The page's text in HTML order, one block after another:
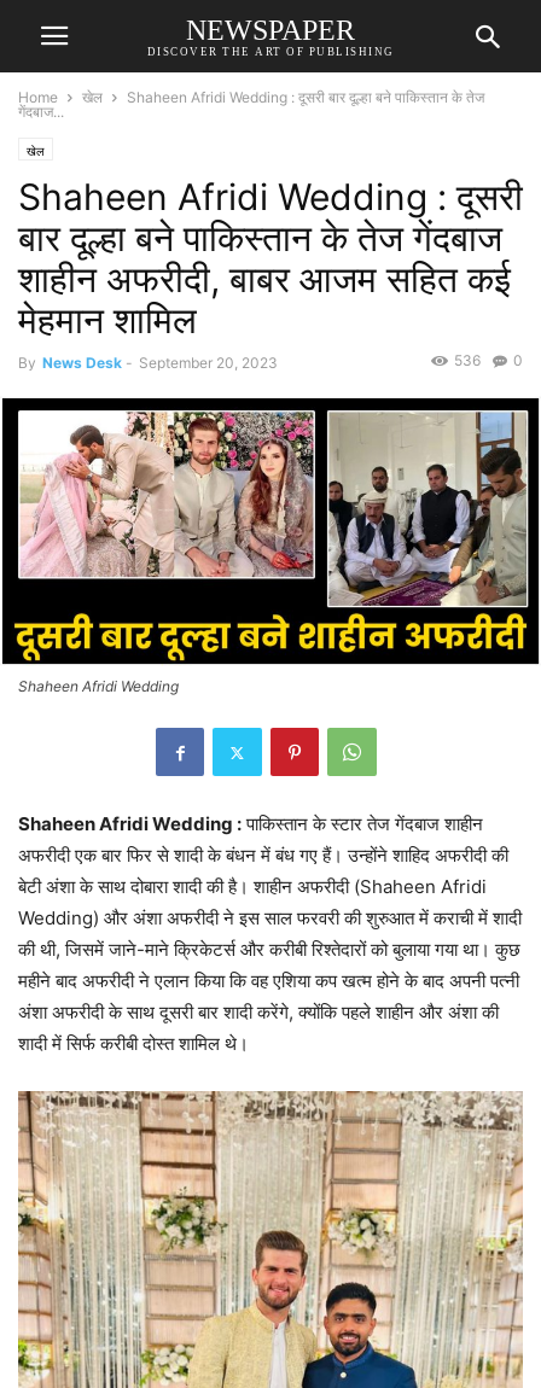
NEWSPAPER
DISCOVER THE ART OF PUBLISHING
Home खेल
Shaheen Afridi Wedding : दूसरी बार दूल्हा बने पाकिस्तान के तेज
गेंदबाज...
खेल
Shaheen Afridi Wedding : दूसरी
बार दूल्हा बने पाकिस्तान के तेज गेंदबाज
शाहीन अफरीदी, बाबर आजम सहित कई
मेहमान शामिल
By News Desk - September 20, 2023 0
536
Shaheen Afridi Wedding
Shaheen Afridi Wedding :पाकिस्तान के स्टार तेज गेंदबाज शाहीन
अफरीदी एक बार फिर से शादी के बंधन में बंध गए हैं। उन्होंने शाहिद अफरीदी की
बेटी अंशा के साथ दोबारा शादी की है। शाहीन अफरीदी (Shaheen Afridi
Wedding) और अंशा अफरीदी ने इस साल फरवरी की शुरुआत में कराची में शादी
की थी, जिसमें जाने-माने क्रिकेटर्स और करीबी रिश्तेदारों को बुलाया गया था। कुछ
महीने बाद अफरीदी ने एलान किया कि वह एशिया कप खत्म होने के बाद अपनी पत्नी
अंशा अफरीदी के साथ दूसरी बार शादी करेंगे, क्योंकि पहले शाहीन और अंशा की
शादी में सिर्फ करीबी दोस्त शामिल थे।